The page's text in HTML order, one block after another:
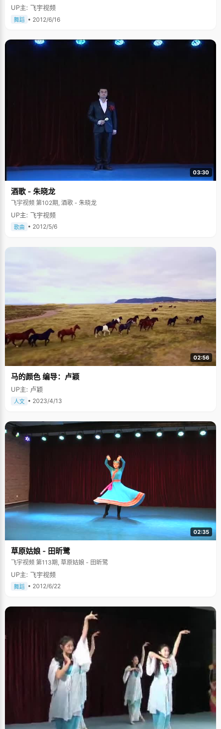
UP主: 飞宇视频
舞蹈 • 2012/6/16
03:30
酒歌 - 朱晓龙
飞宇视频 第102期, 酒歌 - 朱晓龙
UP主: 飞宇视频
歌曲 • 2012/5/6
02:56
马的颜色 编导：卢颖
UP主: 卢颖
人文 • 2023/4/13
02:35
草原姑娘 - 田昕鹭
飞宇视频 第113期, 草原姑娘 - 田昕鹭
UP主: 飞宇视频
舞蹈 • 2012/6/22